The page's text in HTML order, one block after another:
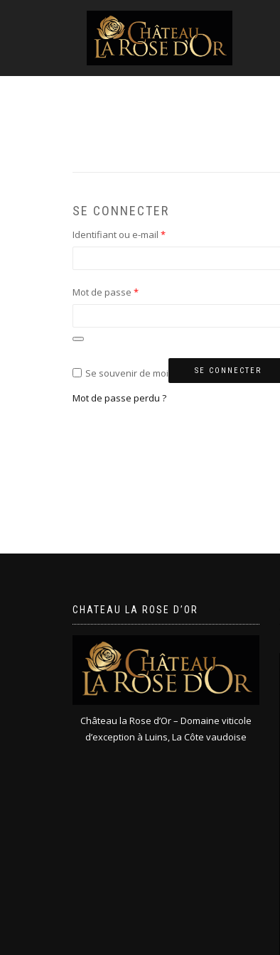
SE CONNECTER
Identifiant ou e-mail *Obligatoire
Mot de passe *Obligatoire
Se souvenir de moi SE CONNECTER
Mot de passe perdu ?
CHATEAU LA ROSE D’OR
Château la Rose d’Or – Domaine viticole
d’exception à Luins, La Côte vaudoise